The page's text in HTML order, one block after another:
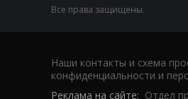
Все права защищены.
Наши контакты и схема
конфиденциальности и
Реклама на сайте: Отдел